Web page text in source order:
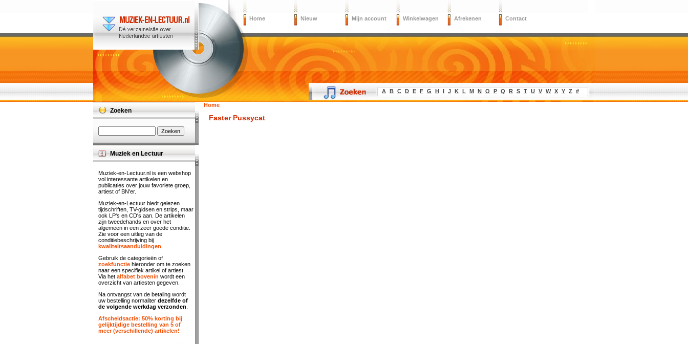
Home Nieuw Mijn account Winkelwagen Afrekenen Contact
A B C D E F G H I J K L M N O P Q R S T U V W X Y Z #
Home
Faster Pussycat
Zoeken
Muziek en Lectuur
Muziek-en-Lectuur.nl is een webshop
vol interessante artikelen en
publicaties over jouw favoriete groep,
artiest of BN'er.
Muziek-en-Lectuur biedt gelezen
tijdschriften, TV-gidsen en strips, maar
ook LP's en CD's aan. De artikelen
zijn tweedehands en over het
algemeen in een zeer goede conditie.
Zie voor een uitleg van de
conditiebeschrijving bij
kwaliteitsaanduidingen
Gebruik de categorieën of
zoekfunctie hieronder om te zoeken
naar een specifiek artikel of artiest.
Via het alfabet bovenin wordt een
overzicht van artiesten gegeven.
Na ontvangst van de betaling wordt
uw bestelling normaliter dezelfde of
de volgende werkdag verzonden
Afscheidsactie: 50% korting bij
gelijktijdige bestelling van 5 of
meer (verschillende) artikelen!